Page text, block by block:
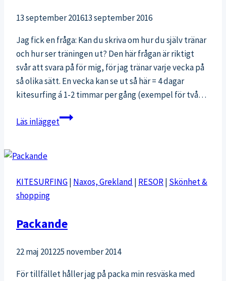
13 september 201613 september 2016
Jag fick en fråga: Kan du skriva om hur du själv tränar
och hur ser träningen ut? Den här frågan är riktigt
svår att svara på för mig, för jag tränar varje vecka på
så olika sätt. En vecka kan se ut så här = 4 dagar
kitesurfing á 1-2 timmar per gång (exempel för två…
Läs inläggetMin
KITESURFING| Naxos, Grekland | RESOR| Skönhet &
shopping
Packande
22 maj 201225 november 2014
För tillfället håller jag på packa min resväska med